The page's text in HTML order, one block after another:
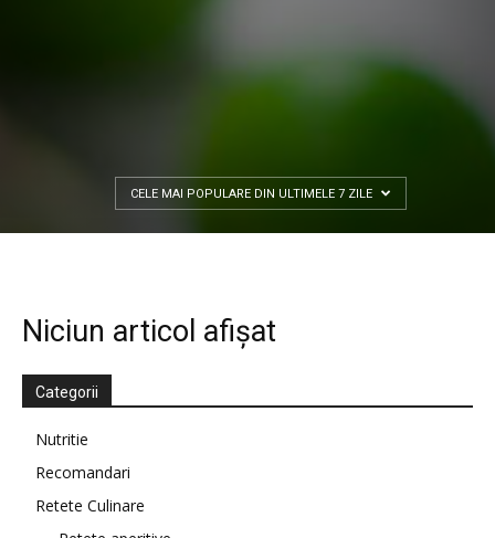
CELE MAI POPULARE DIN ULTIMELE 7 ZILE
Niciun articol afișat
Categorii
Nutritie
Recomandari
Retete Culinare